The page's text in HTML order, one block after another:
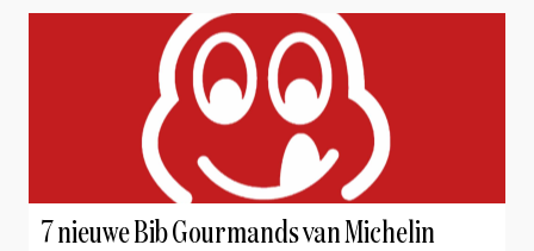
7 nieuwe Bib Gourmands van Michelin